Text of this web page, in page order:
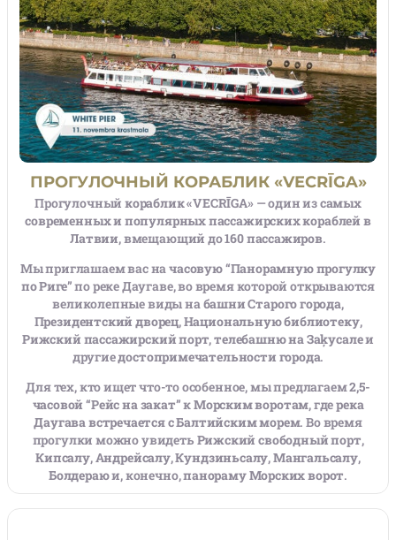
ПРОГУЛОЧНЫЙ КОРАБЛИК «VECRĪGA»
Прогулочный кораблик «VECRĪGA»— один изсамых
современных и популярных пассажирских кораблей в
Латвии, вмещающий до160 пассажиров.
Мы приглашаем вас начасовую “Панорамную прогулку
по Риге”по реке Даугаве, во время которой открываются
великолепные виды на башни Старого города,
Президентский дворец,Национальную библиотеку,
Рижский пассажирский порт,телебашню на Заķусалеи
другиедостопримечательности города.
Для тех, кто ищет что-то особенное, мы предлагаем2,5-
часовой “Рейс на закат”кМорским воротам, гдерека
Даугавa встречается с Балтийским морем. Во время
прогулки можно увидеть Рижский свободный порт,
Кипсалу, Андрейсалу,Кундзиньсалу,Мангальсалу,
Болдераюи, конечно,панораму Морских ворот.